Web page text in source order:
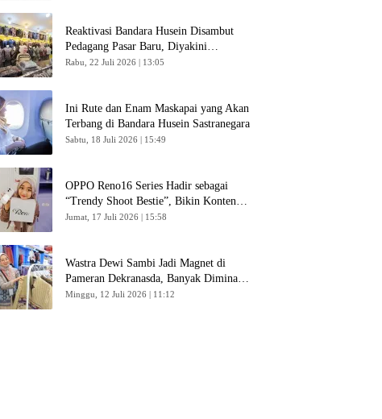
Reaktivasi Bandara Husein Disambut
Pedagang Pasar Baru, Diyakini
Bangkitkan Kembali Ekonomi Bandung
Rabu, 22 Juli 2026 | 13:05
Ini Rute dan Enam Maskapai yang Akan
Terbang di Bandara Husein Sastranegara
Sabtu, 18 Juli 2026 | 15:49
OPPO Reno16 Series Hadir sebagai
“Trendy Shoot Bestie”, Bikin Konten
Kreator Makin Betah
Jumat, 17 Juli 2026 | 15:58
Wastra Dewi Sambi Jadi Magnet di
Pameran Dekranasda, Banyak Diminati
Pengunjung
Minggu, 12 Juli 2026 | 11:12